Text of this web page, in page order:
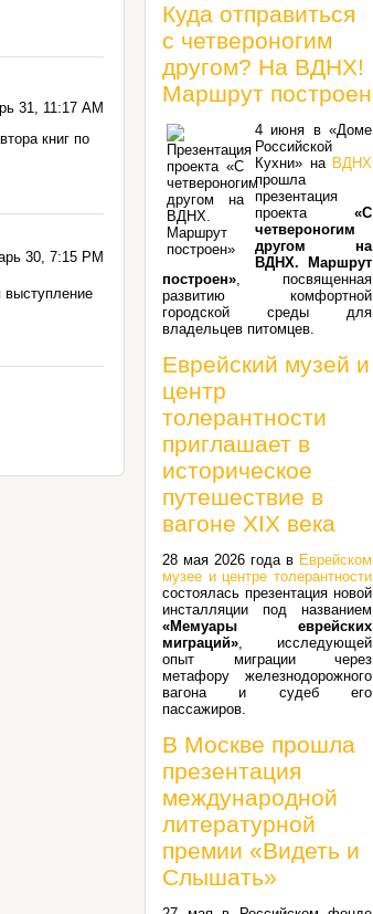
31, 11:17 AM
книг по
30, 7:15 PM
выступление
Куда отправиться
с четвероногим
другом? На ВДНХ!
Маршрут построен
4 июня в «Доме
Российской
Кухни» на ВДНХ
прошла
презентация
проекта «С
четвероногим
другом на
ВДНХ. Маршрут
построен», посвященная
развитию комфортной
городской среды для
владельцев питомцев.
Еврейский музей и
центр
толерантности
приглашает в
историческое
путешествие в
вагоне XIX века
28 мая 2026 года в Еврейском
музее и центре толерантности
состоялась презентация новой
инсталляции под названием
«Мемуары еврейских
миграций», исследующей
опыт миграции через
метафору железнодорожного
вагона и судеб его
пассажиров.
В Москве прошла
презентация
международной
литературной
премии «Видеть и
Слышать»